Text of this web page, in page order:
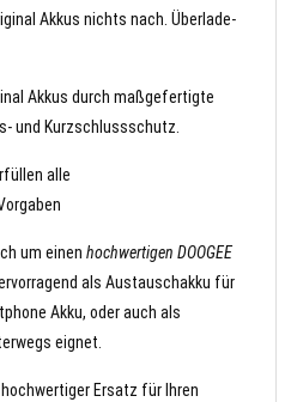
Akkus nichts nach. Überlade-
Akkus durch maßgefertigte
und Kurzschlussschutz.
alle
um einen hochwertigen DOOGEE
als Austauschakku für
Akku, oder auch als
eignet.
hochwertiger Ersatz für Ihren